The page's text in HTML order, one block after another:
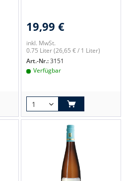
19,99 €
inkl. MwSt.
0.75 Liter(26,65 € / 1 Liter)
Art.-Nr.:3151
Verfügbar